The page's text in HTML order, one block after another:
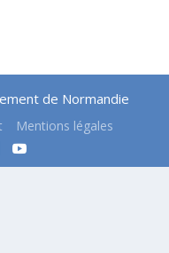
de Normandie
Mentions légales